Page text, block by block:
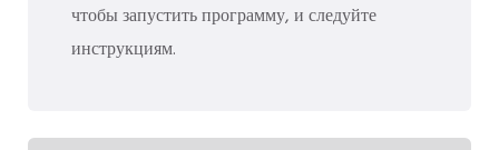
чтобы запустить программу, и следуйте
инструкциям.